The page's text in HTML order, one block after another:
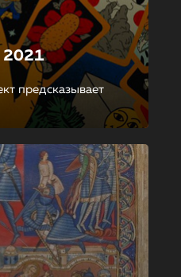
2021
предсказывает